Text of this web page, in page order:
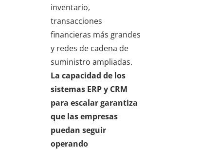
inventario,
transacciones
financieras más grandes
y redes de cadena de
suministro ampliadas.
La capacidad de los
sistemas ERP y CRM
para escalar garantiza
que las empresas
puedan seguir
operando